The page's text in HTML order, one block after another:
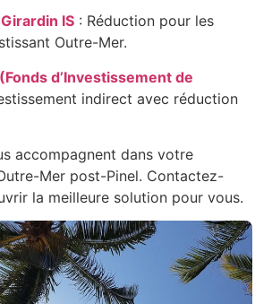
IS : Réduction pour les
Outre-Mer.
d’Investissement de
indirect avec réduction
accompagnent dans votre
Mer post-Pinel. Contactez-
la meilleure solution pour vous.